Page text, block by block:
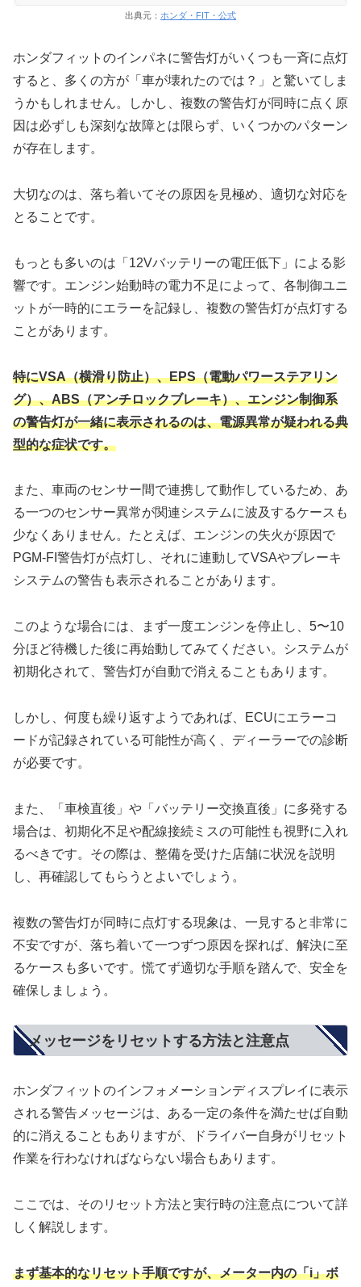
出典元： ホンダ・FIT・公式
ホンダフィットのインパネに警告灯がいくつも一斉に点灯
すると、多くの方が「車が壊れたのでは？」と驚いてしま
うかもしれません。しかし、複数の警告灯が同時に点く原
因は必ずしも深刻な故障とは限らず、いくつかのパターン
が存在します。
大切なのは、落ち着いてその原因を見極め、適切な対応を
とることです。
もっとも多いのは「12Vバッテリーの電圧低下」による影
響です。エンジン始動時の電力不足によって、各制御ユニ
ットが一時的にエラーを記録し、複数の警告灯が点灯する
ことがあります。
特にVSA（横滑り防止）、EPS（電動パワーステアリン
グ）、ABS（アンチロックブレーキ）、エンジン制御系
の警告灯が一緒に表示されるのは、電源異常が疑われる典
型的な症状です。
また、車両のセンサー間で連携して動作しているため、あ
る一つのセンサー異常が関連システムに波及するケースも
少なくありません。たとえば、エンジンの失火が原因で
PGM-FI警告灯が点灯し、それに連動してVSAやブレーキ
システムの警告も表示されることがあります。
このような場合には、まず一度エンジンを停止し、5〜10
分ほど待機した後に再始動してみてください。システムが
初期化されて、警告灯が自動で消えることもあります。
しかし、何度も繰り返すようであれば、ECUにエラーコ
ードが記録されている可能性が高く、ディーラーでの診断
が必要です。
また、「車検直後」や「バッテリー交換直後」に多発する
場合は、初期化不足や配線接続ミスの可能性も視野に入れ
るべきです。その際は、整備を受けた店舗に状況を説明
し、再確認してもらうとよいでしょう。
複数の警告灯が同時に点灯する現象は、一見すると非常に
不安ですが、落ち着いて一つずつ原因を探れば、解決に至
るケースも多いです。慌てず適切な手順を踏んで、安全を
確保しましょう。
メッセージをリセットする方法と注意点
ホンダフィットのインフォメーションディスプレイに表示
される警告メッセージは、ある一定の条件を満たせば自動
的に消えることもありますが、ドライバー自身がリセット
作業を行わなければならない場合もあります。
ここでは、そのリセット方法と実行時の注意点について詳
しく解説します。
まず基本的なリセット手順ですが、メーター内の「i」ボ